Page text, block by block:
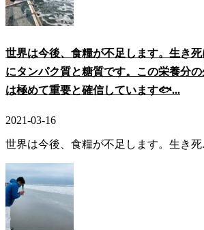
世界は今後、食糧が不足します。生き
にタンパク質と糖質です。この栄養分
は極めて重要と確信しています🐟...
2021-03-16
世界は今後、食糧が不足します。生き死